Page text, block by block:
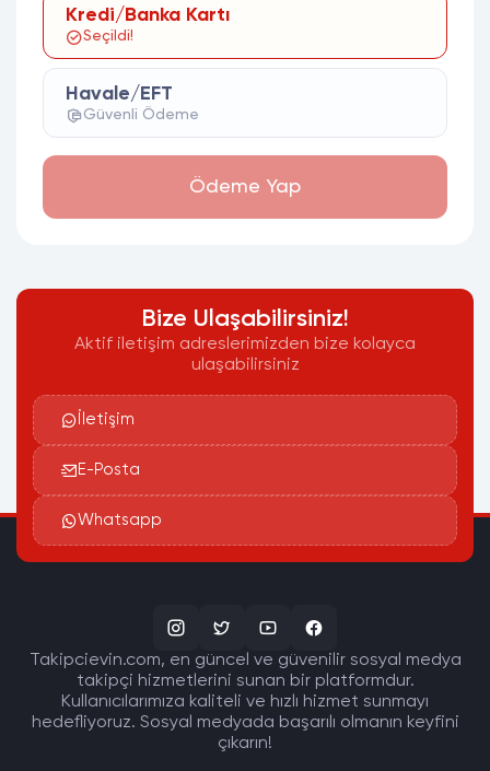
Kredi/Banka Kartı
Seçildi!
Havale/EFT
Güvenli Ödeme
Ödeme Yap
Bize Ulaşabilirsiniz!
Aktif iletişim adreslerimizden bize kolayca
ulaşabilirsiniz
İletişim
E-Posta
Whatsapp
Takipcievin.com, en güncel ve güvenilir sosyal medya
takipçi hizmetlerini sunan bir platformdur.
Kullanıcılarımıza kaliteli ve hızlı hizmet sunmayı
hedefliyoruz. Sosyal medyada başarılı olmanın keyfini
çıkarın!